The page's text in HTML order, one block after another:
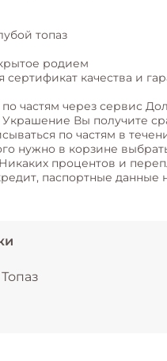
топаз
родием
сертификат качества и
частям через сервис
Вы получите
по частям в
нужно в корзине
процентов и
паспортные данные